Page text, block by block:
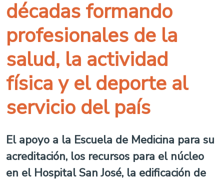
décadas formando
profesionales de la
salud, la actividad
física y el deporte al
servicio del país
El apoyo a la Escuela de Medicina para su
acreditación, los recursos para el núcleo
en el Hospital San José, la edificación de